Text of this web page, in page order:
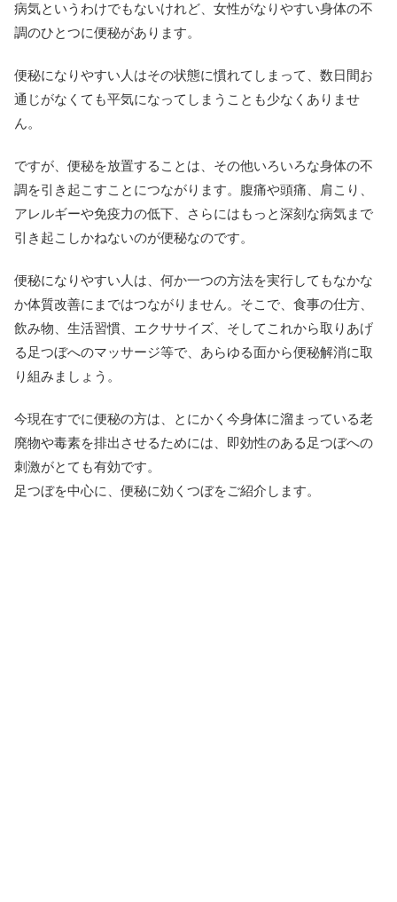
病気というわけでもないけれど、女性がなりやすい身体の不
調のひとつに便秘があります。
便秘になりやすい人はその状態に慣れてしまって、数日間お
通じがなくても平気になってしまうことも少なくありませ
ん。
ですが、便秘を放置することは、その他いろいろな身体の不
調を引き起こすことにつながります。腹痛や頭痛、肩こり、
アレルギーや免疫力の低下、さらにはもっと深刻な病気まで
引き起こしかねないのが便秘なのです。
便秘になりやすい人は、何か一つの方法を実行してもなかな
か体質改善にまではつながりません。そこで、食事の仕方、
飲み物、生活習慣、エクササイズ、そしてこれから取りあげ
る足つぼへのマッサージ等で、あらゆる面から便秘解消に取
り組みましょう。
今現在すでに便秘の方は、とにかく今身体に溜まっている老
廃物や毒素を排出させるためには、即効性のある足つぼへの
刺激がとても有効です。
足つぼを中心に、便秘に効くつぼをご紹介します。